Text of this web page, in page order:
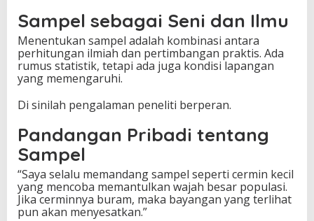
Sampel sebagai Seni dan Ilmu
Menentukan sampel adalah kombinasi antara
perhitungan ilmiah dan pertimbangan praktis. Ada
rumus statistik, tetapi ada juga kondisi lapangan
yang memengaruhi.
Di sinilah pengalaman peneliti berperan.
Pandangan Pribadi tentang
Sampel
“Saya selalu memandang sampel seperti cermin kecil
yang mencoba memantulkan wajah besar populasi.
Jika cerminnya buram, maka bayangan yang terlihat
pun akan menyesatkan.”